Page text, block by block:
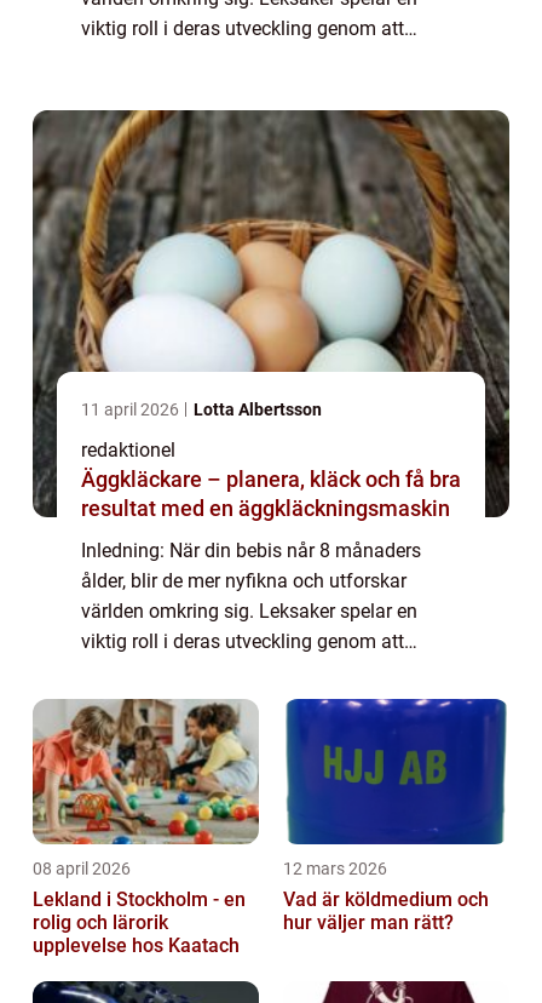
viktig roll i deras utveckling genom att
dig en g...
11 april 2026 Lotta Albertsson
redaktionel
Äggkläckare – planera, kläck och få bra
resultat med en äggkläckningsmaskin
Inledning: När din bebis når 8 månaders
ålder, blir de mer nyfikna och utforskar
världen omkring sig. Leksaker spelar en
viktig roll i deras utveckling genom att
färdigheter. I denna artikel kommer vi att ge
dig en g...
08 april 2026
Lekland i Stockholm - en
rolig och lärorik
upplevelse hos Kaatach
12 mars 2026
Vad är köldmedium och
hur väljer man rätt?